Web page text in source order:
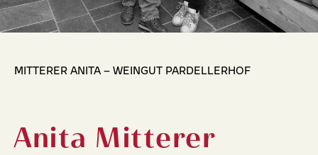
MITTERER ANITA – WEINGUT PARDELLERHOF
Anita Mitterer